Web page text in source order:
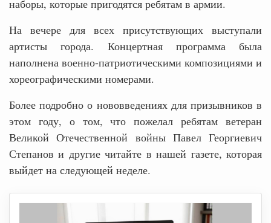
наборы, которые пригодятся ребятам в армии.
На вечере для всех присутствующих выступали
артисты города. Концертная программа была
наполнена военно-патриотическими композициями и
хореографическими номерами.
Более подробно о нововведениях для призывников в
этом году, о том, что пожелал ребятам ветеран
Великой Отечественной войны Павел Георгиевич
Степанов и другие читайте в нашей газете, которая
выйдет на следующей неделе.